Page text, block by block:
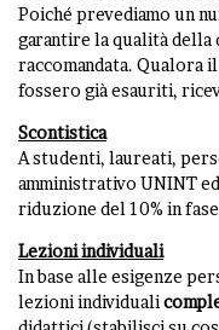
Poiché prevediamo un
garantire la qualità della
raccomandata. Qualora
fossero già esauriti,
Scontistica
A studenti, laureati,
amministrativo UNINT ed
riduzione del 10% in
Lezioni individuali
In base alle esigenze
lezioni individuali